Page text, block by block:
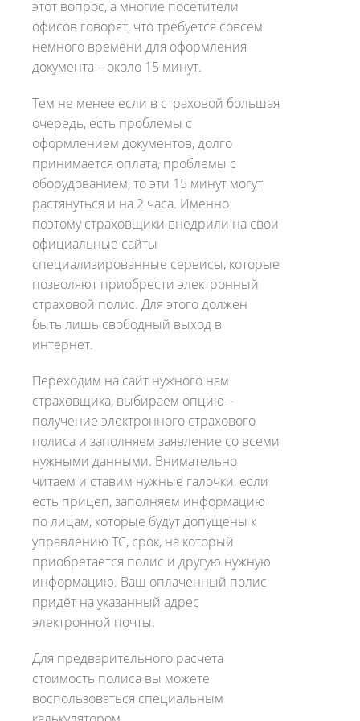
этот вопрос, а многие посетители
офисов говорят, что требуется совсем
немного времени для оформления
документа – около 15 минут.
Тем не менее если в страховой большая
очередь, есть проблемы с
оформлением документов, долго
принимается оплата, проблемы с
оборудованием, то эти 15 минут могут
растянуться и на 2 часа. Именно
поэтому страховщики внедрили на свои
официальные сайты
специализированные сервисы, которые
позволяют приобрести электронный
страховой полис. Для этого должен
быть лишь свободный выход в
интернет.
Переходим на сайт нужного нам
страховщика, выбираем опцию –
получение электронного страхового
полиса и заполняем заявление со всеми
нужными данными. Внимательно
читаем и ставим нужные галочки, если
есть прицеп, заполняем информацию
по лицам, которые будут допущены к
управлению ТС, срок, на который
приобретается полис и другую нужную
информацию. Ваш оплаченный полис
придёт на указанный адрес
электронной почты.
Для предварительного расчета
стоимость полиса вы можете
воспользоваться специальным